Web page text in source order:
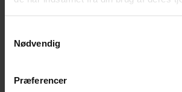
Nødvendig
Præferencer